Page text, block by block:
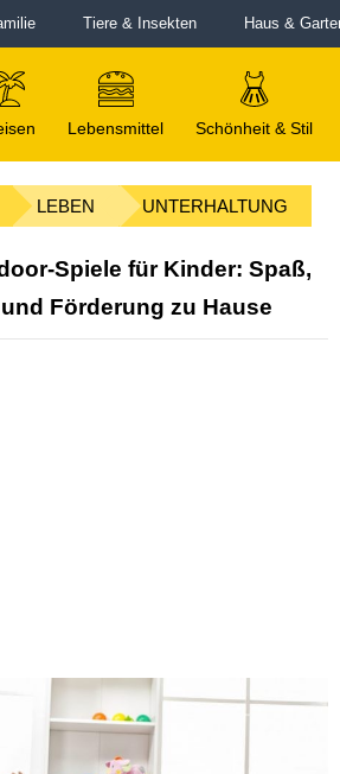
Tiere & Insekten Haus &
Lebensmittel Schönheit & Stil
LEBEN UNTERHALTUNG
Spiele für Kinder: Spaß,
Förderung zu Hause